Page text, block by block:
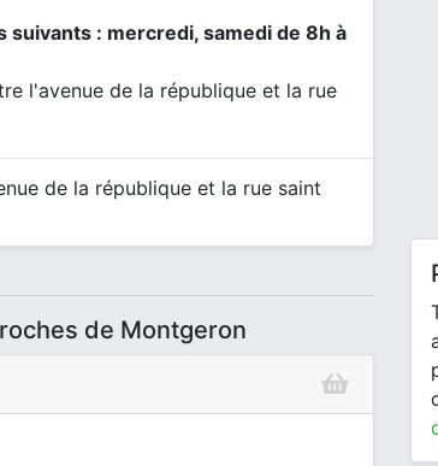
suivants : mercredi, samedi de 8h à
l'avenue de la république et la rue
de la république et la rue saint
de Montgeron